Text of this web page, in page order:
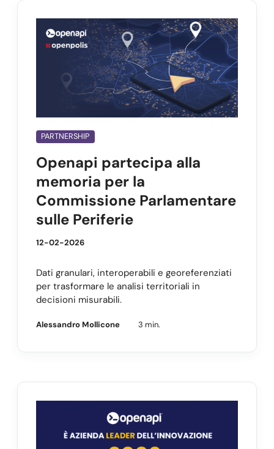
PARTNERSHIP
Openapi partecipa alla
memoria per la
Commissione Parlamentare
sulle Periferie
12-02-2026
Dati granulari, interoperabili e georeferenziati
per trasformare le analisi territoriali in
decisioni misurabili.
Alessandro Mollicone 3 min.